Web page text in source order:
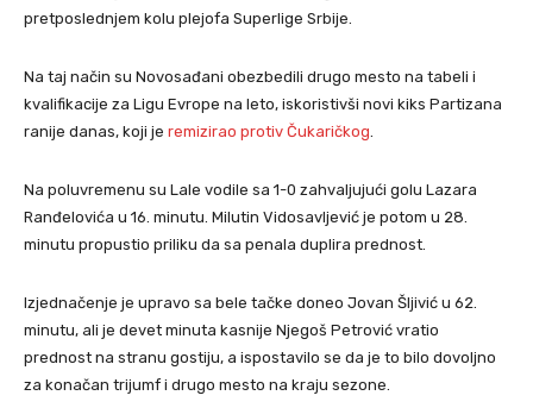
pretposlednjem kolu plejofa Superlige Srbije.
Na taj način su Novosađani obezbedili drugo mesto na tabeli i
kvalifikacije za Ligu Evrope na leto, iskoristivši novi kiks Partizana
ranije danas, koji je remizirao protiv Čukaričkog
Na poluvremenu su Lale vodile sa 1-0 zahvaljujući golu Lazara
Ranđelovića u 16. minutu. Milutin Vidosavljević je potom u 28.
minutu propustio priliku da sa penala duplira prednost.
Izjednačenje je upravo sa bele tačke doneo Jovan Šljivić u 62.
minutu, ali je devet minuta kasnije Njegoš Petrović vratio
prednost na stranu gostiju, a ispostavilo se da je to bilo dovoljno
za konačan trijumf i drugo mesto na kraju sezone.